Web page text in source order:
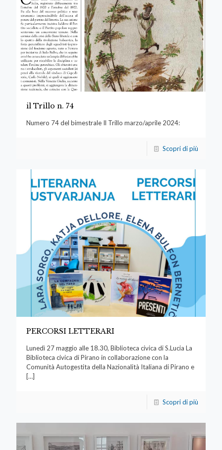
il Trillo n. 74
Numero 74 del bimestrale Il Trillo marzo/aprile 2024:
Scopri di più
PERCORSI LETTERARI
Lunedì 27 maggio alle 18.30, Biblioteca civica di S.Lucia La
Biblioteca civica di Pirano in collaborazione con la
Comunità Autogestita della Nazionalità Italiana di Pirano e
[…]
Scopri di più